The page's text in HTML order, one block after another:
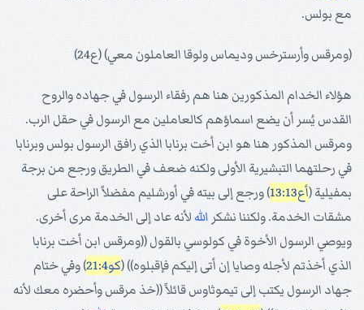
مع بولس.
(ومرقس وأرسترخس وديماس ولوقا العاملون معي) (ع24)
هؤلاء الخدام المذكورين هنا هم رفقاء الرسول في جهاده والروح
القدس يُسر أن يضع اسماؤهم كالعاملين مع الرسول في حقل الرب.
ومرقس المذكور هنا هو ابن أخت برنابا الذي رافق الرسول بولس وبرنابا
في رحلتهما التبشيرية الأولى ولكنه ضعف في الطريق ورجع من برجة
بمفيلية (أع13:13
) ورجع إلى بيته في أورشليم مفضلاً الراحة على
مشقات الخدمة. ولكننا نشكر الله لأنه عاد إلى الخدمة مرى أخرى.
ويوصي الرسول الأخوة في كولوسي بالقول ((ومرقس ابن أخت برنابا
الذي أخذتم لأجله وصايا إن أتى إليكم فإقبلوه)) (كو21:4
) وفي ختام
جهاد الرسول يكتب إلى تيموثاوس قائلاً ((خذ مرقس وأحضره معك لأنه